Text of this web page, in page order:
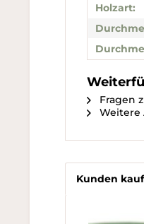
Holzart:
Fragen
Weitere
Kunden